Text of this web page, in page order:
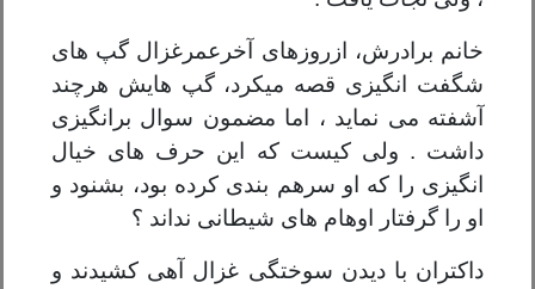
خانم برادرش، ازروزهای آخرعمرغزال گپ های
شگفت انگیزی قصه میکرد، گپ هایش هرچند
آشفته می نماید ، اما مضمون سوال برانگیزی
داشت . ولی کیست که این حرف های خیال
انگیزی را که او سرهم بندی کرده بود، بشنود و
او را گرفتار اوهام های شیطانی نداند ؟
داکتران با دیدن سوختگی غزال آهی کشیدند و